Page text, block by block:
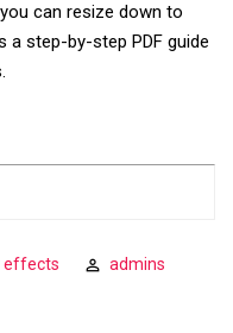
can resize down to
a step-by-step PDF guide
effects admins